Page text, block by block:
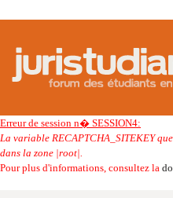
Erreur de session n� SESSION4:
La variable RECAPTCHA_SITEKEY
dans la zone |root|.
Pour plus d'informations, consultez la